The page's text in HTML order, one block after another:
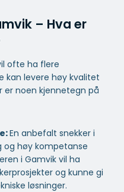
– Hva er
ofte ha flere
kan levere høy kvalitet
er noen kjennetegn på
En anbefalt snekker i
og høy kompetanse
i Gamvik vil ha
og kunne gi
løsninger.